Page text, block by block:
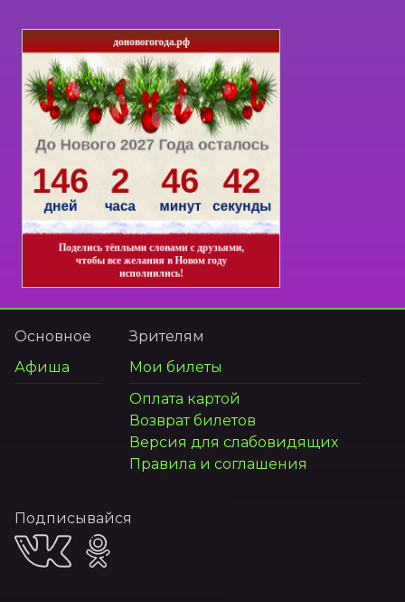
Основное
Афиша
Зрителям
Мои билеты
Оплата картой
Возврат билетов
Версия для слабовидящих
Правила и соглашения
Подписывайся